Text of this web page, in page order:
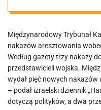
Międzynarodowy Trybunał
nakazów aresztowania
Według gazety trzy nakazy
przedstawicieli wojska.
wydał pięć nowych
– podał izraelski dziennik
dotyczą polityków, a dwa